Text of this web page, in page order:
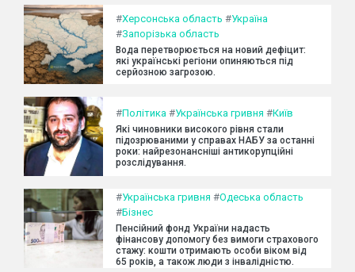
#Херсонська область #Україна
#Запорізька область
Вода перетворюється на новий дефіцит:
які українські регіони опиняються під
серйозною загрозою.
#Політика #Українська гривня #Київ
Які чиновники високого рівня стали
підозрюваними у справах НАБУ за останні
роки: найрезонансніші антикорупційні
розслідування.
#Українська гривня #Одеська область
#Бізнес
Пенсійний фонд України надасть
фінансову допомогу без вимоги страхового
стажу: кошти отримають особи віком від
65 років, а також люди з інвалідністю.